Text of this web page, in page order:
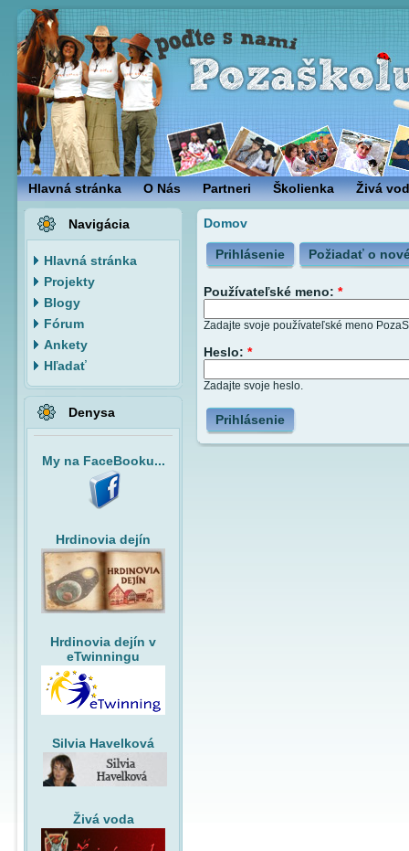
Hlavná stránka O Nás Partneri Školienka Živá
Navigácia
Hlavná stránka
Projekty
Blogy
Fórum
Ankety
Hľadať
Denysa
My na FaceBooku...
Hrdinovia dejín
Hrdinovia dejín v
eTwinningu
Silvia Havelková
Živá voda
Domov
Prihlásenie Požiadať o
Používateľské meno: *
Zadajte svoje používateľské meno
Heslo: *
Zadajte svoje heslo.
Prihlásenie